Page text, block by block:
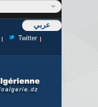
عربي
Twitter